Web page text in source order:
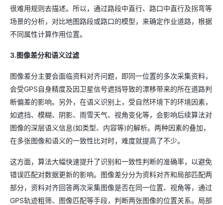
很难用规则去描述。所以，通过路段中直行、路口中直行及拐弯等
场景的分析，对比地图路段或路口的模型，来确定作业道路，根据
不同属性计算作用位置。
3.图像差分和语义过滤
图像差分主要会面临资料对齐问题，即同一位置的多次采集资料，
会受GPS自身精度及因卫星信号遮挡导致的漂移带来的所在道路判
断偏差的影响。另外，在语义识别上，受自然环境下的环境因素，
如遮挡、模糊、阴影、雨雪天气、视角变化等，会影响后续算法对
图像的深层语义信息(如类型、内容等)的解析。两种因素的叠加，
在多张图像和语义的一致性比对时，难度就提高了不少。
这方面，算法大幅快速提升了识别和一致性判断的准确率，以避免
错误匹配对数据更新的影响。图像差分分为资料对齐和局部匹配两
部分，资料对齐回答两次采集图像是否在同一位置、视角等，通过
GPS轨迹粗筛、图像匹配等手段，判断两张图像的位置关系。局部